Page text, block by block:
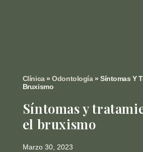
Clínica»Odontología»Síntomas Y
Bruxismo
Síntomas y
el bruxismo
Marzo 30, 2023